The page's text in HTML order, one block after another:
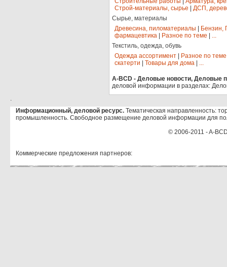
Строй-материалы, сырье
ДСП,
Сырье, материалы
Древесина, пиломатериалы
Бензин,
фармацевтика
Разное по теме
...
Текстиль, одежда, обувь
Одежда ассортимент
Разное по теме
скатерти
Товары для дома ...
A-BCD - Деловые новости, Деловые
деловой информации в разделах:
.
Информационный, деловой ресурс. Тематическая направленность:
промышленность. Свободное размещение деловой информации для
© 2006-2011 - A-
Коммерческие предложения партнеров: